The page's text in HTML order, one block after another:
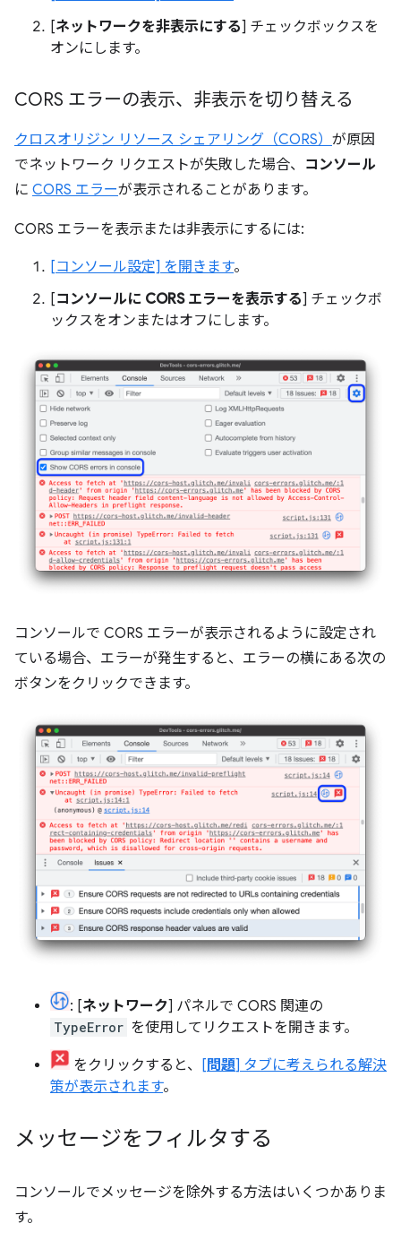
[ネットワークを非表示にする] チェックボックスを
オンにします。
CORS エラーの表示、非表示を切り替える
クロスオリジン リソース シェアリング（CORS） が原因
でネットワーク リクエストが失敗した場合、 コンソール
に CORS エラーが表示されることがあります。
CORS エラーを表示または非表示にするには:
[コンソール設定] を開きます。
[コンソールに CORS エラーを表示する] チェックボ
ックスをオンまたはオフにします。
コンソールで CORS エラーが表示されるように設定され
ている場合、エラーが発生すると、エラーの横にある次の
ボタンをクリックできます。
: [ネットワーク] パネルで CORS 関連の
TypeError を使用してリクエストを開きます。
をクリックすると、 [ 問題] タブに考えられる解決
策が表示されます。
メッセージをフィルタする
コンソールでメッセージを除外する方法はいくつかありま
す。